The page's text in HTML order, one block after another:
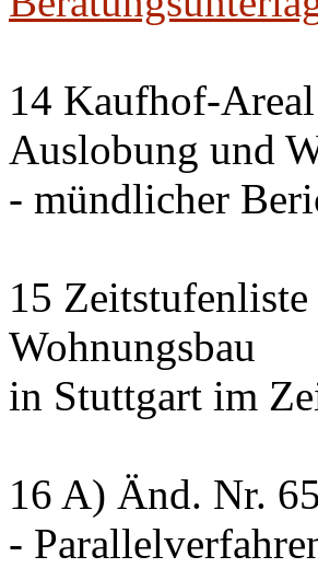
14 Kaufhof-
Auslobung und
- mündlicher
15
Wohnungsbau
in Stuttgart im
16 A) Änd. Nr.
-